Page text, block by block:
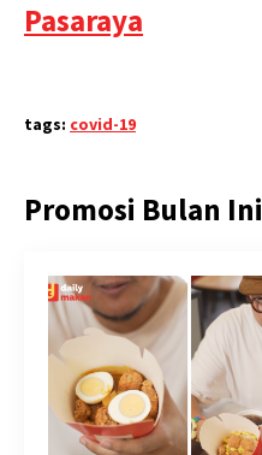
Pasaraya
tags: covid-19
Promosi Bulan Ini